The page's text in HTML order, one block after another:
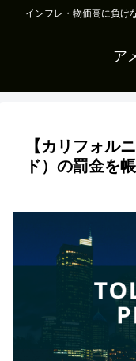
インフレ・物価高に負け
ア
【カリフォル
ド）の罰金を